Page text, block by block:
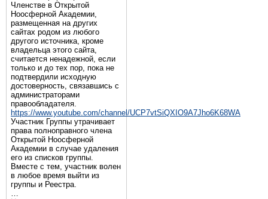
Членстве в Открытой
Ноосферной Академии,
размещенная на других
сайтах родом из любого
другого источника, кроме
владельца этого сайта,
считается ненадежной, если
только и до тех пор, пока не
подтвердили исходную
достоверность, связавшись с
администраторами
правообладателя.
https://www.youtube.com/channel/UCP7vtSiQXIO9A7Jho6K68WA
Участник Группы утрачивает
права полноправного члена
Открытой Ноосферной
Академии в случае удаления
его из списков группы.
Вместе с тем, участник волен
в любое время выйти из
группы и Реестра.
…